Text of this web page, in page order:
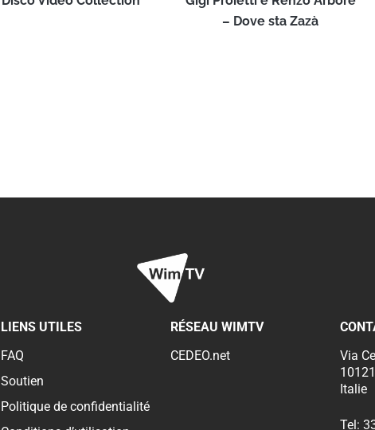
– Dove sta Zazà
LIENS UTILES
FAQ
Soutien
Politique de confidentialité
RÉSEAU WIMTV
CEDEO.net
Via
Italie
Tel: